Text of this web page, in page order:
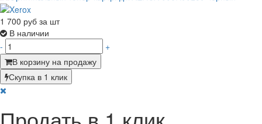
1 700 руб за шт
В наличии
-
+
В корзину на продажу
Скупка в 1 клик